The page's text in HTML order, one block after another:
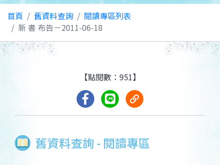
首頁 舊資料查詢
閱讀專區列表
新 書 布告－2011-06-18
舊資料查詢 - 閱讀專區
【點閱數：951】